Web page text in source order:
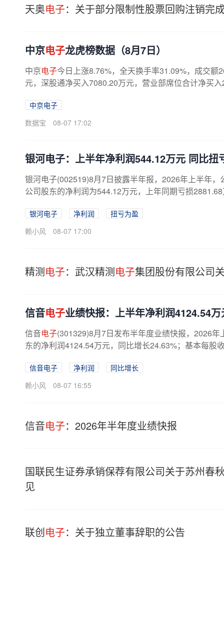
天奥电子：关于部分限制性股票回购注销完
中京电子龙虎榜数据（8月7日）
中京电子今日上涨8.76%，全天换手率31.09%，成交
元，深股通净买入7080.20万元，营业部席位合计净买
中京电子
数据宝
08-07 17:02
银河电子：上半年净利润544.12万元 同比扭
银河电子(002519)8月7日披露半年报，2026年上半年
公司股东的净利润为544.12万元，上年同期亏损
银河电子 净利润
扭亏为盈
赖小风
08-07 17:00
精测电子：武汉精测电子集团股份有限公司
信音电子业绩快报：上半年净利润4124.54
信音电子(301329)8月7日发布半年度业绩快报，2026
东的净利润4124.54万元，同比增长24.63%；基本每股
信音电子 净利润
同比增长
赖小风
08-07 16:55
信音电子：2026年半年度业绩快报
国联民生证券承销保荐有限公司关于苏州春
见
联创电子：关于独立董事辞职的公告